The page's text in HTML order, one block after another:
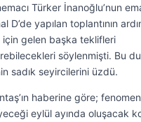
Türker İnanoğlu’nun
D’de yapılan toplantının
için gelen başka teklifleri
söylenmişti. Bu
sadık seyircilerini üzdü.
haberine göre;
eylül ayında oluşacak